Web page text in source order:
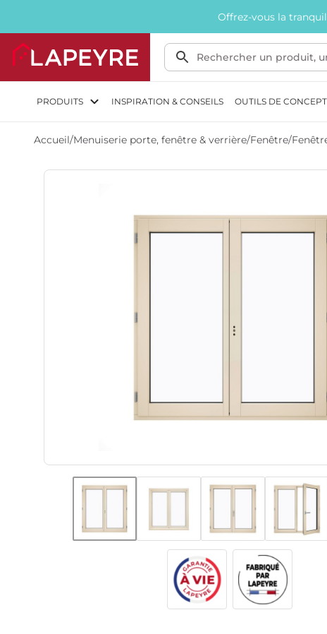
Offrez-vous la
PRODUITS INSPIRATION & CONSEILS OUTILS DE
Accueil/Menuiserie porte, fenêtre & verrière/Fenêtre/